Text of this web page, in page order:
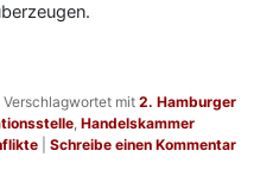
Verschlagwortet mit 2. Hamburger
, Handelskammer
Schreibe einen Kommentar